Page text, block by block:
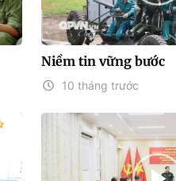
Niềm tin vững bước
10 tháng trước